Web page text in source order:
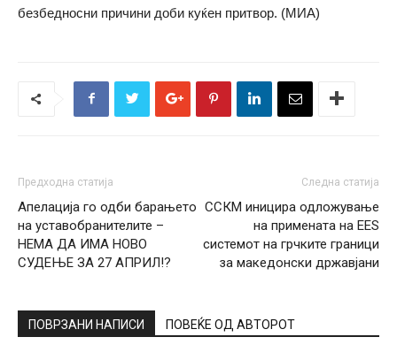
безбедносни причини доби куќен притвор. (МИА)
Предходна статија
Апелација го одби барањето
на уставобранителите –
НЕМА ДА ИМА НОВО
СУДЕЊЕ ЗА 27 АПРИЛ!?
Следна статија
ССКМ иницира одложување
на примената на EES
системот на грчките граници
за македонски државјани
ПОВРЗАНИ НАПИСИ ПОВЕЌЕ ОД АВТОРОТ